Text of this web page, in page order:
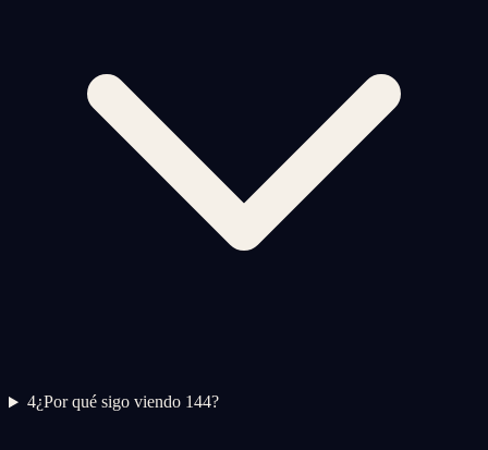
4¿Por qué sigo viendo 144?